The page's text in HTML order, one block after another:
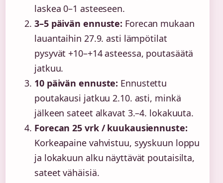
laskea 0–1 asteeseen.
3–5 päivän ennuste: Forecan mukaan
lauantaihin 27.9. asti lämpötilat
pysyvät +10–+14 asteessa, poutasäätä
jatkuu.
10 päivän ennuste: Ennustettu
poutakausi jatkuu 2.10. asti, minkä
jälkeen sateet alkavat 3.–4. lokakuuta.
Forecan 25 vrk / kuukausiennuste:
Korkeapaine vahvistuu, syyskuun loppu
ja lokakuun alku näyttävät poutaisilta,
sateet vähäisiä.